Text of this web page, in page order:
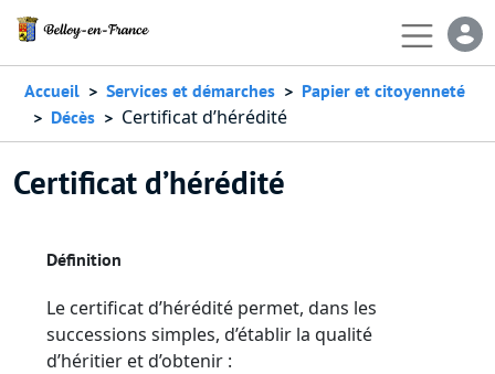
Accueil Services et démarches
Papier et citoyenneté
Décès
Certificat d’hérédité
Certificat d’hérédité
Définition
Le certificat d’hérédité permet, dans les
successions simples, d’établir la qualité
d’héritier et d’obtenir :